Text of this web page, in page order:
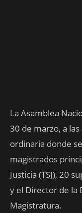
La Asamblea
30 de marzo, a
ordinaria donde
magistrados
Justicia (TSJ), 20
y el Director de la
Magistratura.